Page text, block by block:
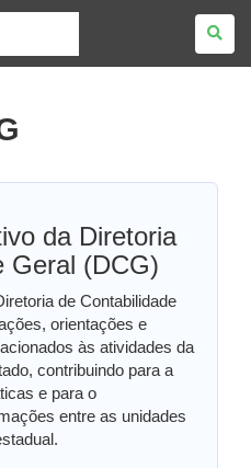
da Diretoria
Geral (DCG)
de Contabilidade
orientações e
às atividades da
contribuindo para a
e para o
entre as unidades